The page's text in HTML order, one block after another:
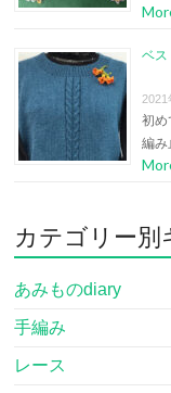
ベス
2021
初め
編
カテゴリー別
あみものdiary
手編み
レース